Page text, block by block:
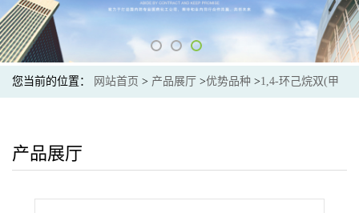
您当前的位置： 网站首页 > 产品展厅 >优势品种 >1,4-环己烷双(甲
产品展厅